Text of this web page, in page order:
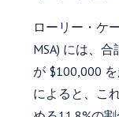
ローリー・ケ
MSA) には、
が $100,000
によると、こ